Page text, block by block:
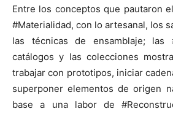
Entre los conceptos que pautaron
#Materialidad, con lo artesanal, los
las técnicas de ensamblaje; las
catálogos y las colecciones
trabajar con prototipos, iniciar
superponer elementos de origen
base a una labor de